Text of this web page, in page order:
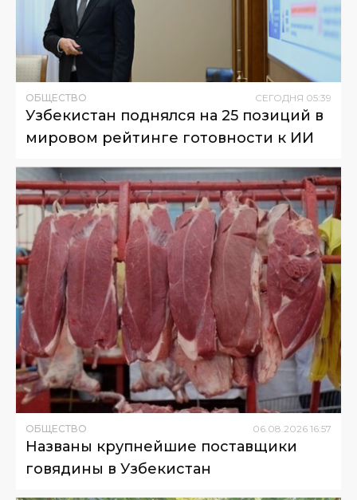
ОБЩЕСТВО СЕГОДНЯ 05:39
Узбекистан поднялся на 25 позиций в
мировом рейтинге готовности к ИИ
ОБЩЕСТВО 06.08.2026 16:57
Названы крупнейшие поставщики
говядины в Узбекистан